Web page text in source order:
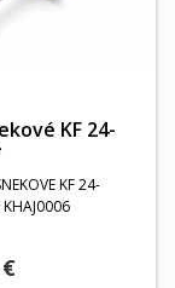
KF 24-
KF 24-